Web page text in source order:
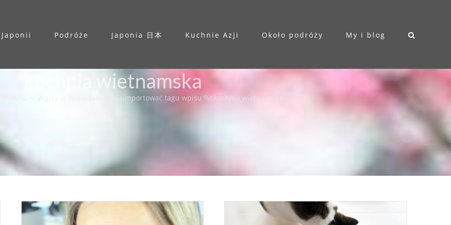
Podróże Japonia 日本 Kuchnie Azji Około podróży My i blog
kuchnia wietnamska
Nie udało się zaimportować tagu wpisu %skuchnia wietnamska